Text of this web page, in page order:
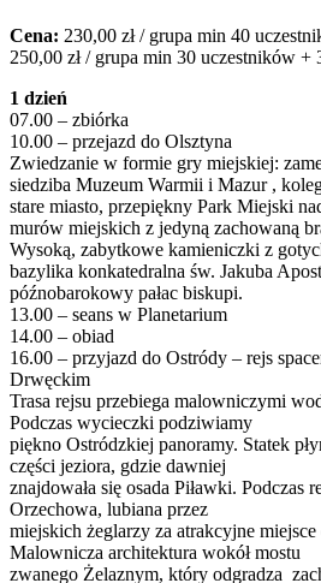
Cena: 230,00 zł / grupa min 40
250,00 zł / grupa min 30 uczestników +
1 dzień
07.00 – zbiórka
10.00 – przejazd do Olsztyna
Zwiedzanie w formie gry miejskiej:
siedziba Muzeum Warmii i Mazur ,
stare miasto, przepiękny Park Miejski
murów miejskich z jedyną zachowaną
Wysoką, zabytkowe kamieniczki z
bazylika konkatedralna św. Jakuba
późnobarokowy pałac biskupi.
13.00 – seans w Planetarium
14.00 – obiad
16.00 – przyjazd do Ostródy – rejs
Drwęckim
Trasa rejsu przebiega malowniczymi
Podczas wycieczki podziwiamy
piękno Ostródzkiej panoramy. Statek
części jeziora, gdzie dawniej
znajdowała się osada Piławki. Podczas
Orzechowa, lubiana przez
miejskich żeglarzy za atrakcyjne
Malownicza architektura wokół mostu
zwanego Żelaznym, który odgradza